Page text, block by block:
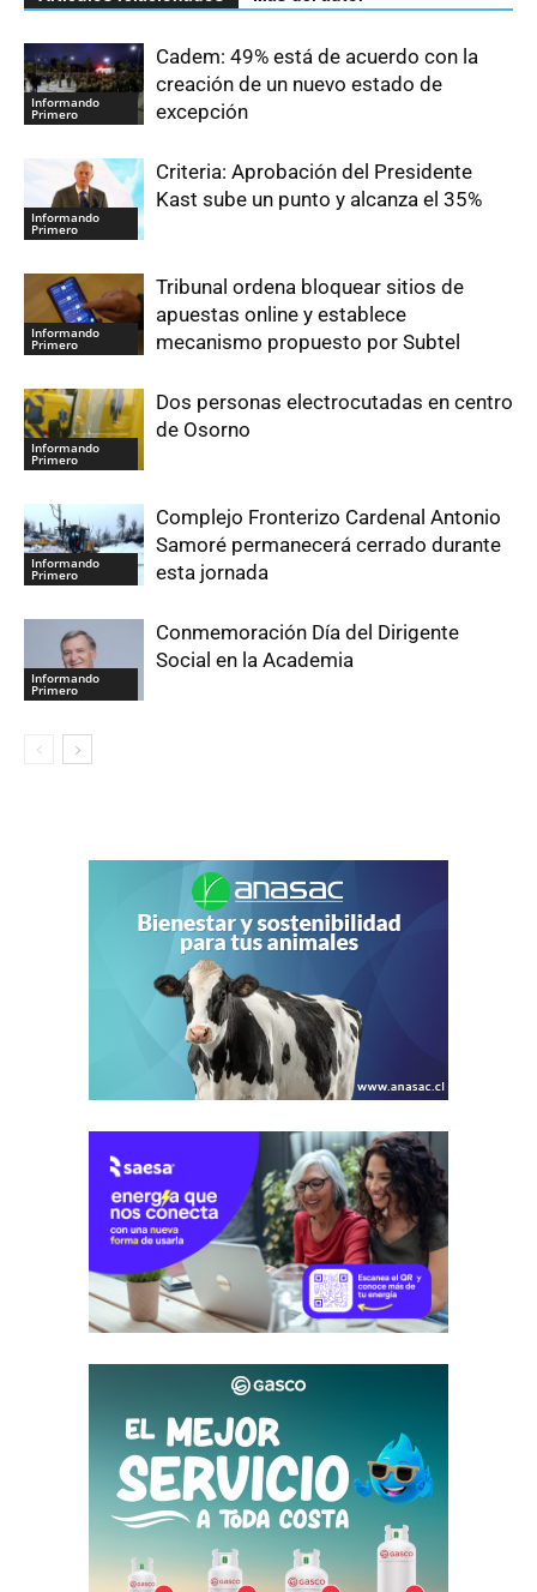
Informando
Primero
Cadem: 49% está de acuerdo con la
creación de un nuevo estado de
excepción
Informando
Primero
Criteria: Aprobación del Presidente
Kast sube un punto y alcanza el 35%
Informando
Primero
Tribunal ordena bloquear sitios de
apuestas online y establece
mecanismo propuesto por Subtel
Informando
Primero
Dos personas electrocutadas en centro
de Osorno
Informando
Primero
Complejo Fronterizo Cardenal Antonio
Samoré permanecerá cerrado durante
esta jornada
Informando
Primero
Conmemoración Día del Dirigente
Social en la Academia